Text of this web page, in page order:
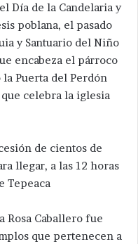
Día de la Candelaria y
poblana, el pasado
y Santuario del Niño
encabeza el párroco
la Puerta del Perdón
celebra la iglesia
de cientos de
llegar, a las 12 horas
Tepeaca
Rosa Caballero fue
que pertenecen a